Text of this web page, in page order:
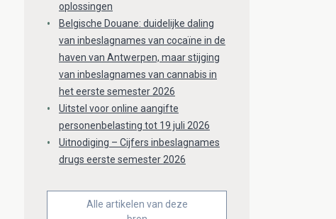
oplossingen
Belgische Douane: duidelijke daling
van inbeslagnames van cocaïne in de
haven van Antwerpen, maar stijging
van inbeslagnames van cannabis in
het eerste semester 2026
Uitstel voor online aangifte
personenbelasting tot 19 juli 2026
Uitnodiging – Cijfers inbeslagnames
drugs eerste semester 2026
Alle artikelen van deze